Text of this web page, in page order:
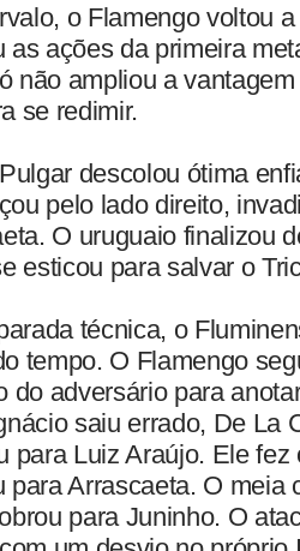
o Flamengo voltou
as ações da primeira
não ampliou a
se redimir.
descolou ótima
pelo lado direito,
O uruguaio finalizou
esticou para salvar o
técnica, o
tempo. O Flamengo
do adversário para
saiu errado, De La
para Luiz Araújo. Ele fez
para Arrascaeta. O meia
para Juninho. O